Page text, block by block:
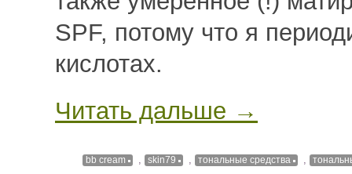
SPF, потому что я
кислотах.
Читать дальше →
bb cream , skin79 , тональные средства ,